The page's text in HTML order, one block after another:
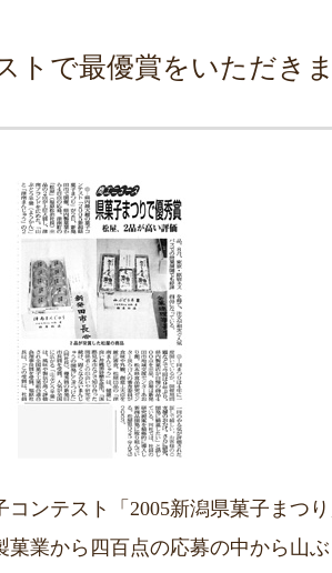
トで最優賞をいただき
コンテスト「2005新潟県菓子まつ
菓業から四百点の応募の中から山